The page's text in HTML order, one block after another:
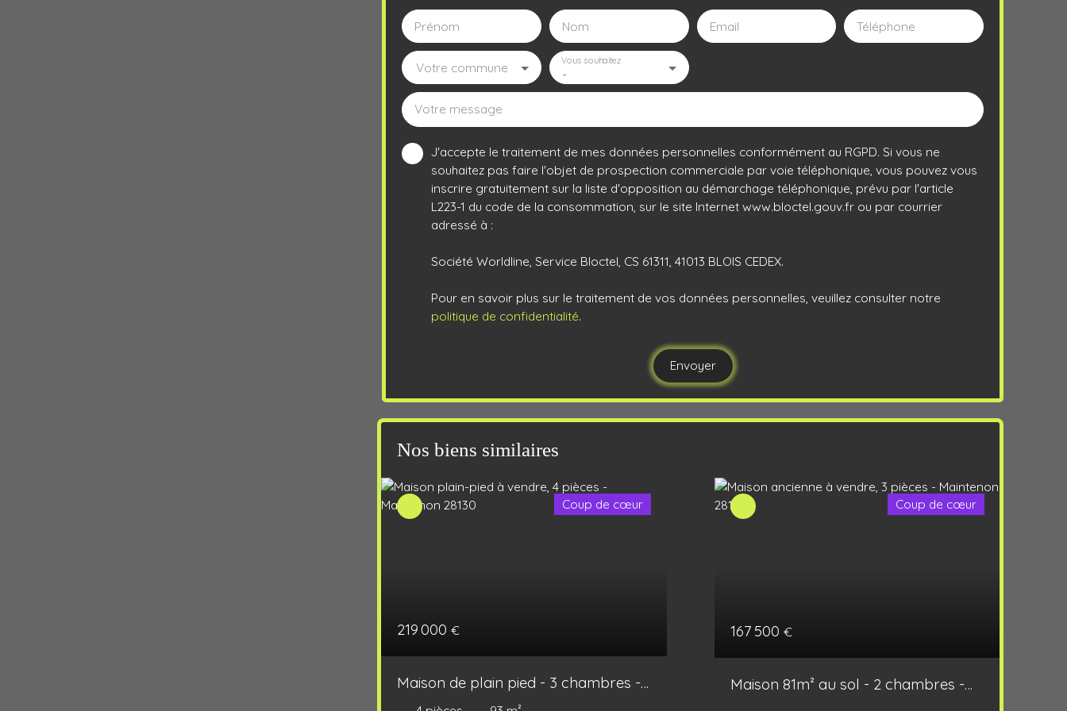
Prénom Nom Email Téléphone
Votre commune -
Vous souhaitez
Votre message
J'accepte le traitement de mes données personnelles conformément au RGPD. Si vous ne
souhaitez pas faire l'objet de prospection commerciale par voie téléphonique, vous pouvez vous
inscrire gratuitement sur la liste d'opposition au démarchage téléphonique, prévu par l'article
L223-1 du code de la consommation, sur le site Internet www.bloctel.gouv.fr ou par courrier
adressé à :
Société Worldline, Service Bloctel, CS 61311, 41013 BLOIS CEDEX.
Pour en savoir plus sur le traitement de vos données personnelles, veuillez consulter notre
politique de confidentialité.
Envoyer
Nos biens similaires
219 000 €
Coup de cœur
Maison de plain pied - 3 chambres -
jardin
167 500 €
Coup de cœur
Maison 81m² au sol - 2 chambres -